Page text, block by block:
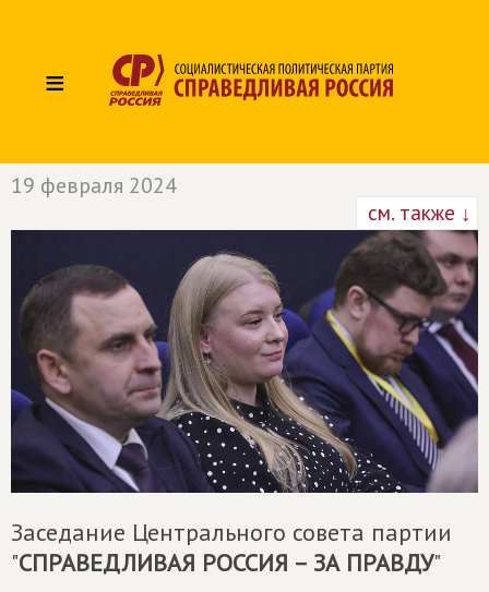
≡
19 февраля 2024
см. также ↓
Заседание Центрального совета партии
"СПРАВЕДЛИВАЯ РОССИЯ – ЗА ПРАВДУ"